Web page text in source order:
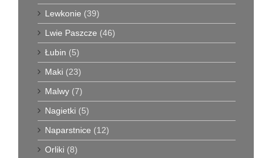
Lewkonie (39)
Lwie Paszcze (46)
Łubin (5)
Maki (23)
Malwy (7)
Nagietki (5)
Naparstnice (12)
Orliki (8)